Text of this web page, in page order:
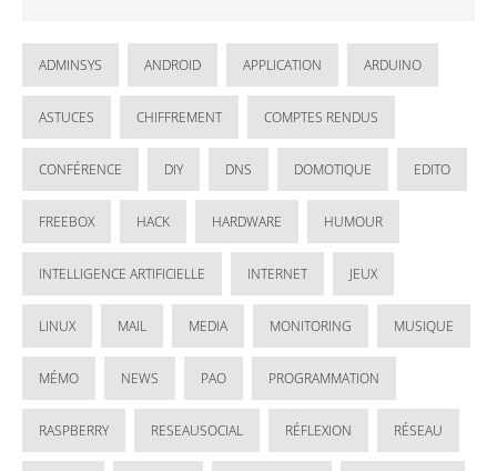
ADMINSYS ANDROID APPLICATION ARDUINO
ASTUCES CHIFFREMENT COMPTES RENDUS
CONFÉRENCE DIY DNS DOMOTIQUE EDITO
FREEBOX HACK HARDWARE HUMOUR
INTELLIGENCE ARTIFICIELLE INTERNET JEUX
LINUX MAIL MEDIA MONITORING MUSIQUE
MÉMO NEWS PAO PROGRAMMATION
RASPBERRY RESEAUSOCIAL RÉFLEXION RÉSEAU